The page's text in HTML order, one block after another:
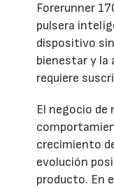
Forerunner
pulsera
dispositivo
bienestar y la
requiere
El negocio
crecimiento
evolución
producto. En